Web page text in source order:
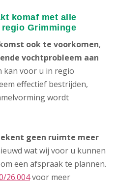
komaf met alle
Grimminge
ook te voorkomen,
vochtprobleem aan
kan voor u in regio
effectief bestrijden,
wordt
geen ruimte meer
wat wij voor u kunnen
een afspraak te plannen.
26.004voor meer